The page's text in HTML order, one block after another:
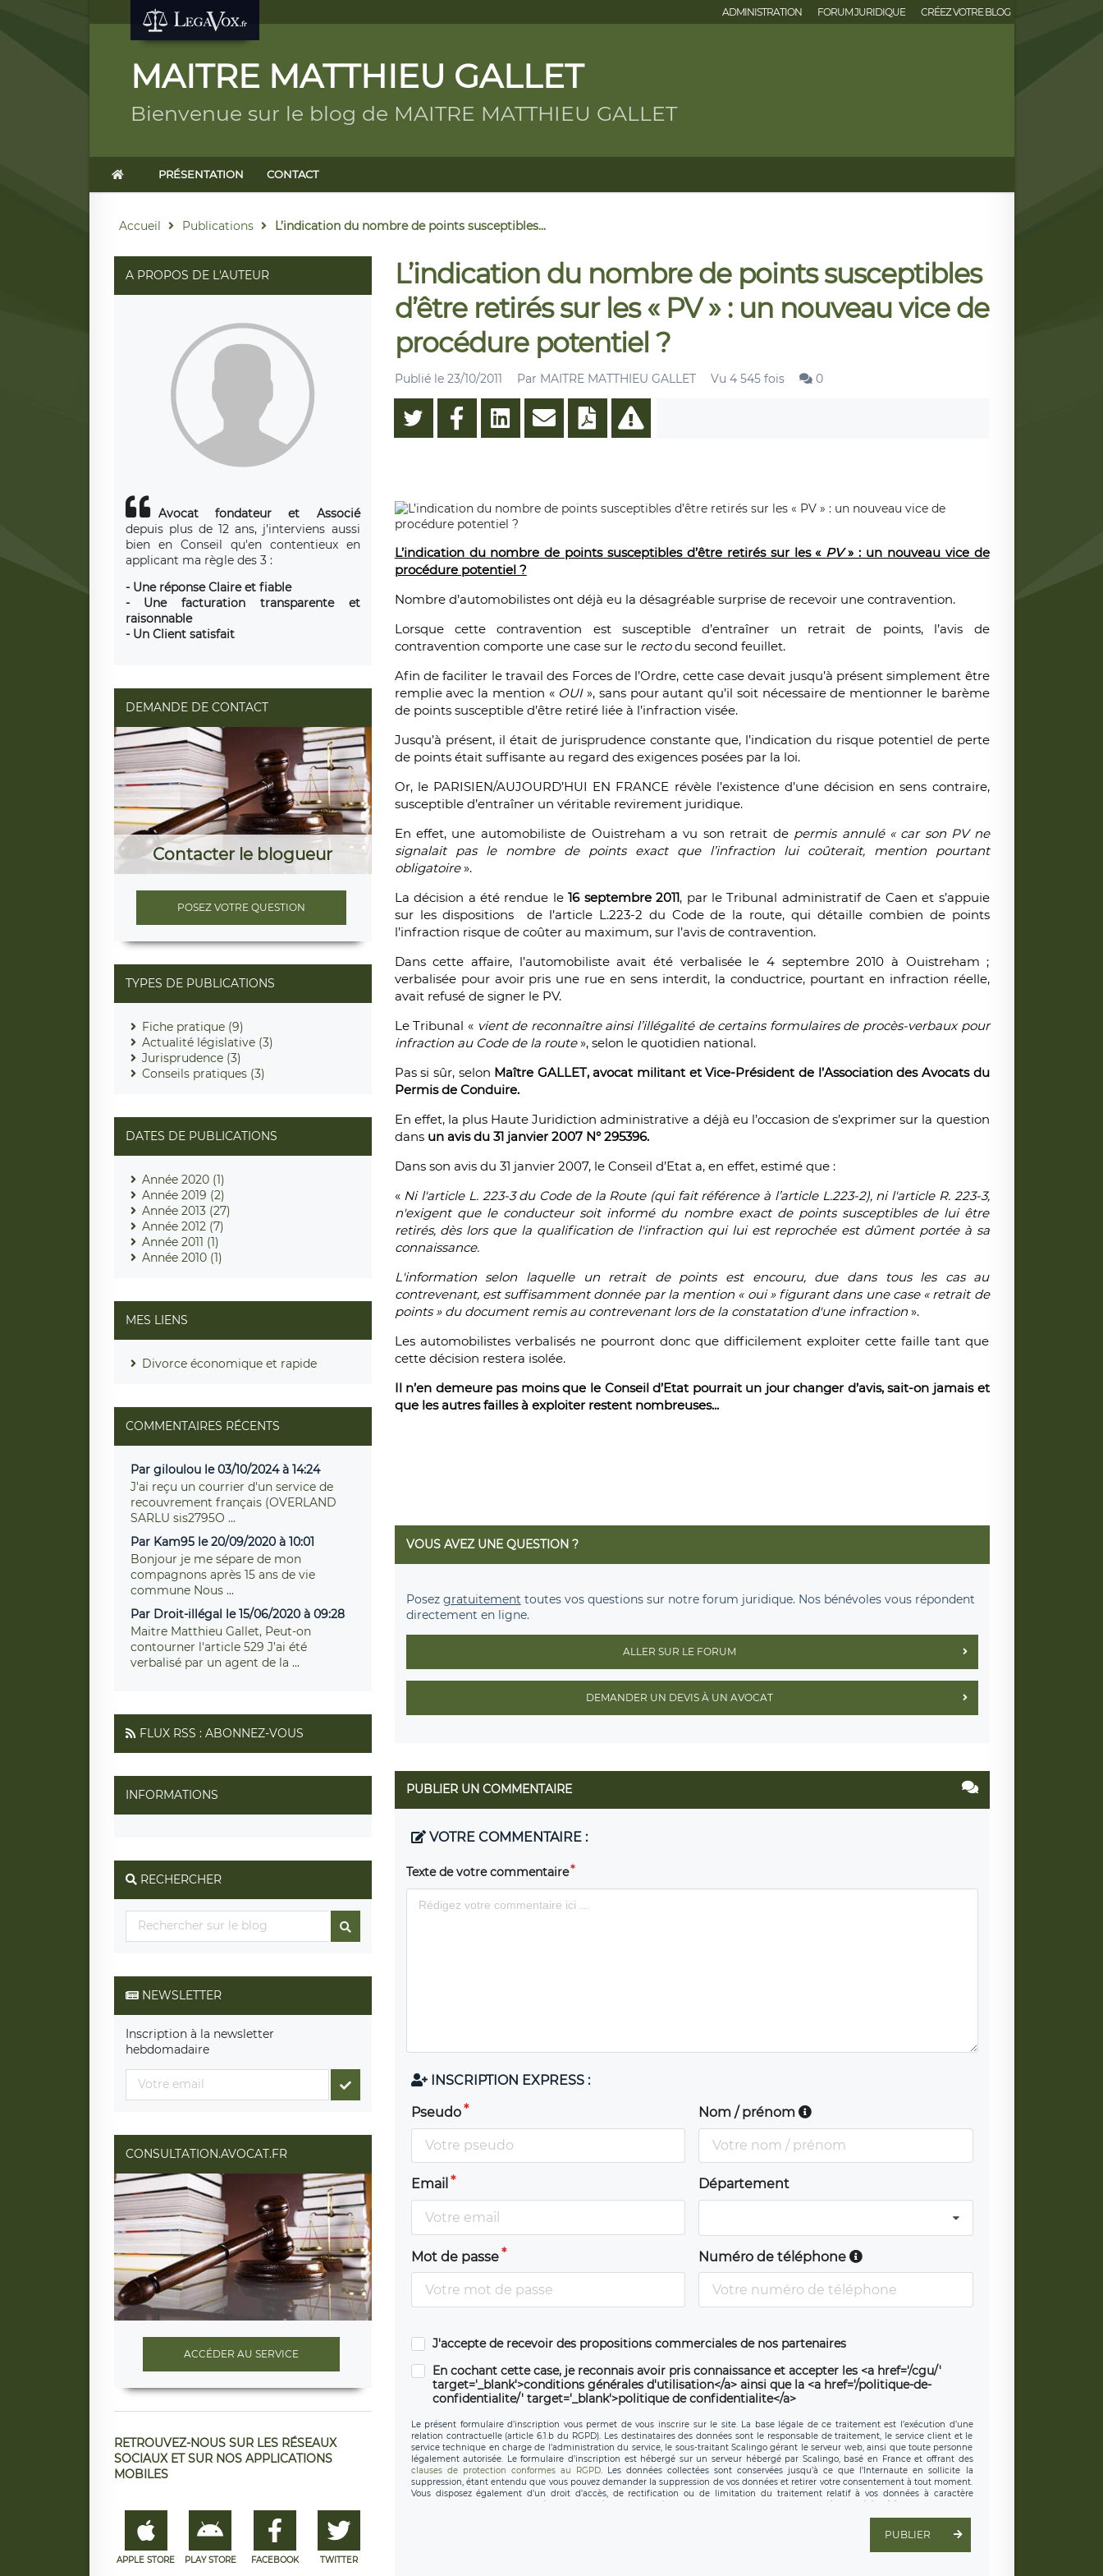
ADMINISTRATION FORUM JURIDIQUE CRÉEZ VOTRE BLOG
MAITRE MATTHIEU GALLET
Bienvenue sur le blog de MAITRE MATTHIEU GALLET
PRÉSENTATION CONTACT
Accueil Publications L’indication du nombre de points susceptibles...
L’indication du nombre de points susceptibles
d’être retirés sur les « PV » : un nouveau vice de
procédure potentiel ?
Publié le 23/10/2011 Par MAITRE MATTHIEU GALLET Vu 4 545 fois 0
L’indication du nombre de points susceptibles d’être retirés sur les « PV» : un nouveau vice de
procédure potentiel ?
Nombre d’automobilistes ont déjà eu la désagréable surprise de recevoir une contravention.
Lorsque cette contravention est susceptible d’entraîner un retrait de points, l’avis de
contravention comporte une case sur le rectodu second feuillet.
Afin de faciliter le travail des Forces de l’Ordre, cette case devait jusqu’à présent simplement être
remplie avec la mention «OUI», sans pour autant qu’il soit nécessaire de mentionner le barème
de points susceptible d’être retiré liée à l’infraction visée.
Jusqu’à présent, il était de jurisprudence constante que, l’indication du risque potentiel de perte
de points était suffisante au regard des exigences posées par la loi.
Or, le PARISIEN/AUJOURD’HUI EN FRANCE révèle l’existence d’une décision en sens contraire,
susceptible d’entraîner un véritable revirement juridique.
En effet, une automobiliste de Ouistreham a vu son retrait de permis annulé « car son PV ne
signalait pas le nombre de points exact que l’infraction lui coûterait, mention pourtant
obligatoire».
La décision a été rendue le16 septembre 2011, par le Tribunal administratif de Caen et s’appuie
sur les dispositions de l’article L.223-2 du Code de la route, qui détaille combien de points
l’infraction risque de coûter au maximum, sur l’avis de contravention.
Dans cette affaire, l’automobiliste avait été verbalisée le 4 septembre 2010 à Ouistreham ;
verbalisée pour avoir pris une rue en sens interdit, la conductrice, pourtant en infraction réelle,
avait refusé de signer le PV.
Le Tribunal « vient de reconnaître ainsi l’illégalité de certains formulaires de procès-verbaux pour
infraction au Code de la route», selon le quotidien national.
Pas si sûr, selon Maître GALLET, avocat militant et Vice-Président de l’Association des Avocats du
Permis de Conduire.
En effet, la plus Haute Juridiction administrative a déjà eu l’occasion de s’exprimer sur la question
dans un avis du 31 janvier 2007 N° 295396.
Dans son avis du 31 janvier 2007, le Conseil d’Etat a, en effet, estimé que :
« Ni l'article L. 223-3 du Code de la Route (qui fait référence à l’article L.223-2), ni l'article R. 223-3,
n'exigent que le conducteur soit informé du nombre exact de points susceptibles de lui être
retirés, dès lors que la qualification de l'infraction qui lui est reprochée est dûment portée à sa
connaissance.
L'information selon laquelle un retrait de points est encouru, due dans tous les cas au
contrevenant, est suffisamment donnée par la mention « oui » figurant dans une case « retrait de
points » du document remis au contrevenant lors de la constatation d'une infraction».
Les automobilistes verbalisés ne pourront donc que difficilement exploiter cette faille tant que
cette décision restera isolée.
Il n’en demeure pas moins que le Conseil d’Etat pourrait un jour changer d’avis, sait-on jamais et
que les autres failles à exploiter restent nombreuses...
VOUS AVEZ UNE QUESTION ?
Posez gratuitement toutes vos questions sur notre forum juridique. Nos bénévoles vous répondent
directement en ligne.
ALLER SUR LE FORUM
DEMANDER UN DEVIS À UN AVOCAT
PUBLIER UN COMMENTAIRE
VOTRE COMMENTAIRE :
Texte de votre commentaire
INSCRIPTION EXPRESS :
Pseudo Nom / prénom
Email Département
Mot de passe Numéro de téléphone
J'accepte de recevoir des propositions commerciales de nos partenaires
En cochant cette case, je reconnais avoir pris connaissance et accepter les <a href='/cgu/'
target='_blank'>conditions générales d'utilisation</a> ainsi que la <a href='/politique-de-
confidentialite/' target='_blank'>politique de confidentialite</a>
Le présent formulaire d’inscription vous permet de vous inscrire sur le site. La base légale de ce traitement est l’exécution d’une
relation contractuelle (article 6.1.b du RGPD). Les destinataires des données sont le responsable de traitement, le service client et le
service technique en charge de l’administration du service, le sous-traitant Scalingo gérant le serveur web, ainsi que toute personne
légalement autorisée. Le formulaire d’inscription est hébergé sur un serveur hébergé par Scalingo, basé en France et offrant des
clauses de protection conformes au RGPD. Les données collectées sont conservées jusqu’à ce que l’Internaute en sollicite la
suppression, étant entendu que vous pouvez demander la suppression de vos données et retirer votre consentement à tout moment.
Vous disposez également d’un droit d’accès, de rectification ou de limitation du traitement relatif à vos données à caractère
personnel, ainsi que d’un droit à la portabilité de vos données. Vous pouvez exercer ces droits auprès du délégué à la protection des
données de LÉGAVOX qui exerce au siège social de LÉGAVOX et est joignable à l’adresse mail suivante :
donneespersonnelles@legavox.fr. Le responsable de traitement est la société LÉGAVOX, sis 9 rue Léopold Sédar Senghor, joignable à
l’adresse mail : responsabledetraitement@legavox.fr. Vous avez également le droit d’introduire une réclamation auprès d’une autorité
PUBLIER
A PROPOS DE L'AUTEUR
Avocat fondateur et Associé
depuis plus de 12 ans, j'interviens aussi
bien en Conseil qu'en contentieux en
applicant ma règle des 3 :
- Une réponse Claire et fiable
- Une facturation transparente et
raisonnable
- Un Client satisfait
DEMANDE DE CONTACT
Contacter le blogueur
POSEZ VOTRE QUESTION
TYPES DE PUBLICATIONS
Fiche pratique (9)
Actualité législative (3)
Jurisprudence (3)
Conseils pratiques (3)
DATES DE PUBLICATIONS
Année 2020 (1)
Année 2019 (2)
Année 2013 (27)
Année 2012 (7)
Année 2011 (1)
Année 2010 (1)
MES LIENS
Divorce économique et rapide
COMMENTAIRES RÉCENTS
Par giloulou le 03/10/2024 à 14:24
J'ai reçu un courrier d'un service de
recouvrement français (OVERLAND
SARLU sis2795O ...
Par Kam95 le 20/09/2020 à 10:01
Bonjour je me sépare de mon
compagnons après 15 ans de vie
commune Nous ...
Par Droit-illégal le 15/06/2020 à 09:28
Maitre Matthieu Gallet, Peut-on
contourner l'article 529 J’ai été
verbalisé par un agent de la ...
FLUX RSS : ABONNEZ-VOUS
INFORMATIONS
RECHERCHER
NEWSLETTER
Inscription à la newsletter
hebdomadaire
CONSULTATION.AVOCAT.FR
ACCÉDER AU SERVICE
RETROUVEZ-NOUS SUR LES RÉSEAUX
SOCIAUX ET SUR NOS APPLICATIONS
MOBILES
APPLE STORE PLAY STORE FACEBOOK TWITTER